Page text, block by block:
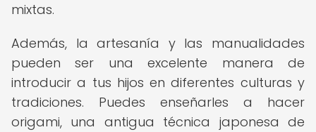
mixtas.
Además, la artesanía y las manualidades
pueden ser una excelente manera de
introducir a tus hijos en diferentes culturas y
tradiciones. Puedes enseñarles a hacer
origami, una antigua técnica japonesa de